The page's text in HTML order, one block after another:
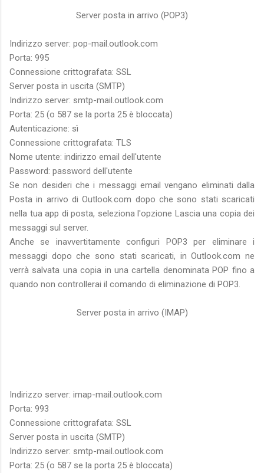
Server posta in arrivo (POP3)
Indirizzo server: pop-mail.outlook.com
Porta: 995
Connessione crittografata: SSL
Server posta in uscita (SMTP)
Indirizzo server: smtp-mail.outlook.com
Porta: 25 (o 587 se la porta 25 è bloccata)
Autenticazione: sì
Connessione crittografata: TLS
Nome utente: indirizzo email dell'utente
Password: password dell'utente
Se non desideri che i messaggi email vengano eliminati dalla
Posta in arrivo di Outlook.com dopo che sono stati scaricati
nella tua app di posta, seleziona l'opzione Lascia una copia dei
messaggi sul server.
Anche se inavvertitamente configuri POP3 per eliminare i
messaggi dopo che sono stati scaricati, in Outlook.com ne
verrà salvata una copia in una cartella denominata POP fino a
quando non controllerai il comando di eliminazione di POP3.
Server posta in arrivo (IMAP)
Indirizzo server: imap-mail.outlook.com
Porta: 993
Connessione crittografata: SSL
Server posta in uscita (SMTP)
Indirizzo server: smtp-mail.outlook.com
Porta: 25 (o 587 se la porta 25 è bloccata)